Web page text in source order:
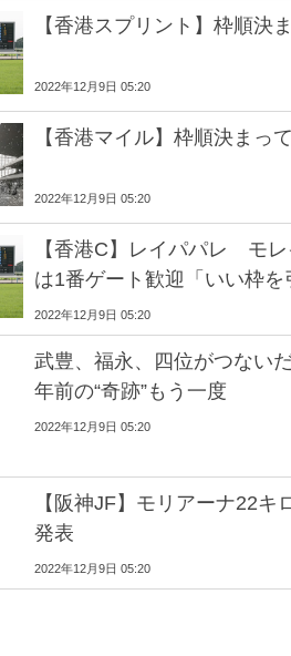
【香港スプリント】枠順決
2022年12月9日 05:20
【香港マイル】枠順決まって
2022年12月9日 05:20
【香港C】レイパパレ モ
は1番ゲート歓迎「いい枠を
2022年12月9日 05:20
武豊、福永、四位がつない
年前の“奇跡”もう一度
2022年12月9日 05:20
【阪神JF】モリアーナ22
発表
2022年12月9日 05:20